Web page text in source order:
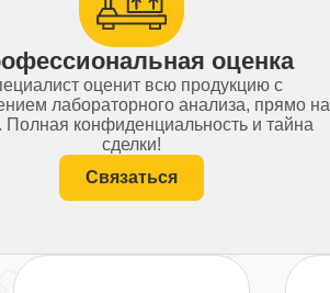
оценка
оценит всю продукцию с
лабораторного анализа, прямо на
Полная конфиденциальность и тайна
сделки!
Связаться